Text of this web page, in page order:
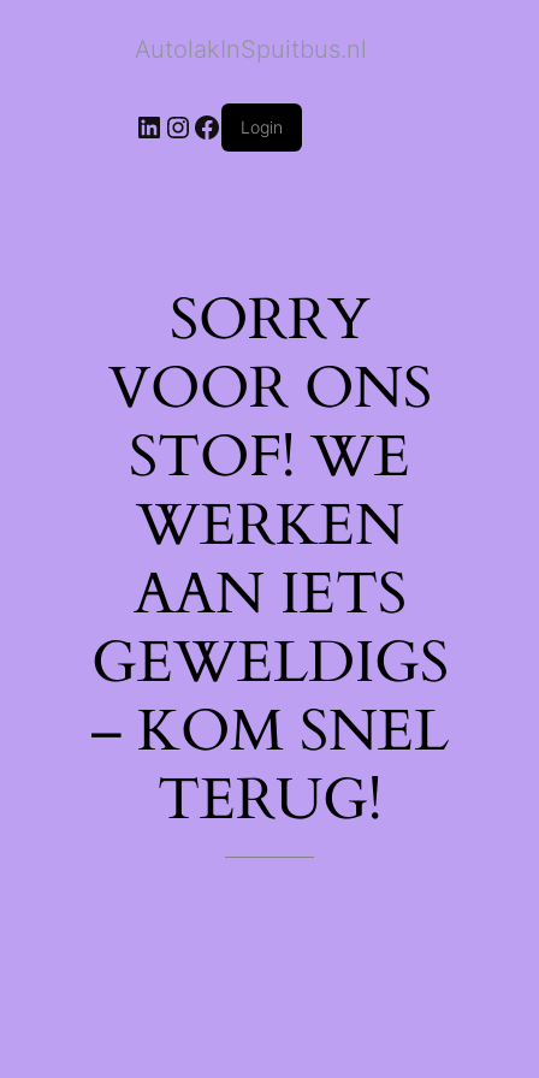
AutolakInSpuitbus.nl
LinkedIn
Instagram
Facebook
Login
SORRY
VOOR ONS
STOF! WE
WERKEN
AAN IETS
GEWELDIGS
– KOM SNEL
TERUG!